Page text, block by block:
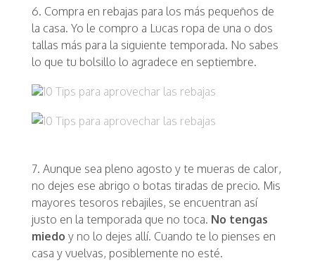
6. Compra en rebajas para los más pequeños de
la casa. Yo le compro a Lucas ropa de una o dos
tallas más para la siguiente temporada. No sabes
lo que tu bolsillo lo agradece en septiembre.
7. Aunque sea pleno agosto y te mueras de calor,
no dejes ese abrigo o botas tiradas de precio. Mis
mayores tesoros rebajiles, se encuentran así
justo en la temporada que no toca. No tengas
miedo y no lo dejes allí. Cuando te lo pienses en
casa y vuelvas, posiblemente no esté.